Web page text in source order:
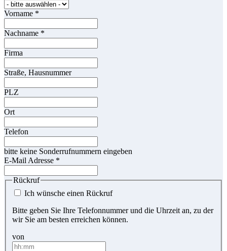
Vorname *
Nachname *
Firma
Straße, Hausnummer
PLZ
Ort
Telefon
bitte keine Sonderrufnummern eingeben
E-Mail Adresse *
Rückruf
Ich wünsche einen Rückruf
Bitte geben Sie Ihre Telefonnummer und die Uhrzeit an, zu der
wir Sie am besten erreichen können.
von